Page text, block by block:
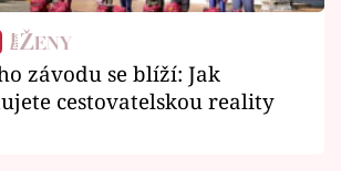
závodu se blíží: Jak
cestovatelskou reality